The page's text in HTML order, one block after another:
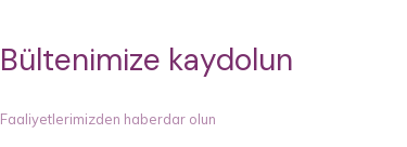
Bültenimize kaydolun
Faaliyetlerimizden haberdar olun